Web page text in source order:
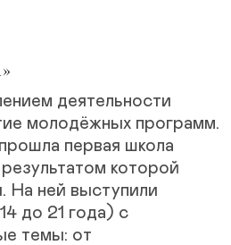
деятельности
молодёжных программ.
первая школа
которой
На ней выступили
до 21 года) с
темы: от